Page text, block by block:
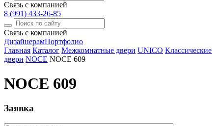
Связь с компанией
8 (991) 433-26-85
Связь с компанией
ДизайнерамПортфолио
Главная Каталог Межкомнатные двери UNICO Классические
двери NOCE NOCE 609
NOCE 609
Заявка